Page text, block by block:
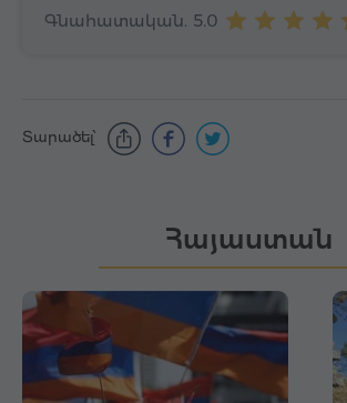
Գնահատական. 5.0
Տարածել՝
Հայաստան